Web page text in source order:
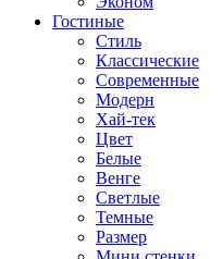
Гостиные
Стиль
Классические
Современные
Модерн
Хай-тек
Цвет
Белые
Венге
Светлые
Темные
Размер